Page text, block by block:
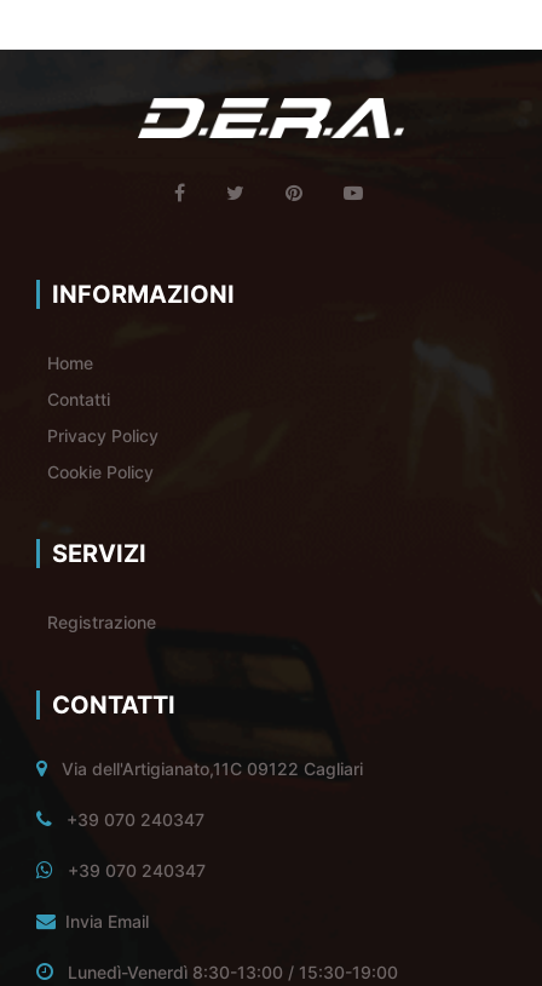
INFORMAZIONI
Home
Contatti
Privacy Policy
Cookie Policy
SERVIZI
Registrazione
CONTATTI
Via dell'Artigianato,11C 09122 Cagliari
+39 070 240347
+39 070 240347
Invia Email
Lunedì-Venerdì 8:30-13:00 / 15:30-19:00